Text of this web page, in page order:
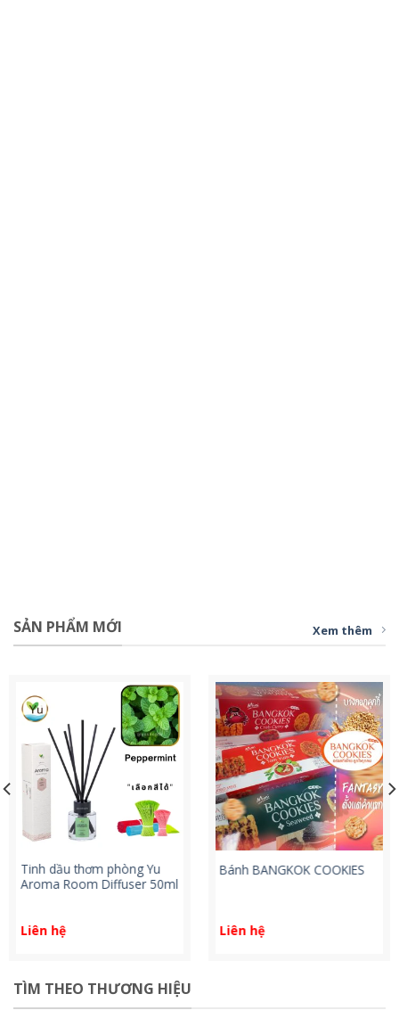
SẢN PHẨM MỚI Xem thêm
Yanhee Premium Serum –
Serum trị mụn, tàn nhang
Liên hệ
Kem dưỡng da chống lãi
Liên hệ
TÌM THEO THƯƠNG HIỆU